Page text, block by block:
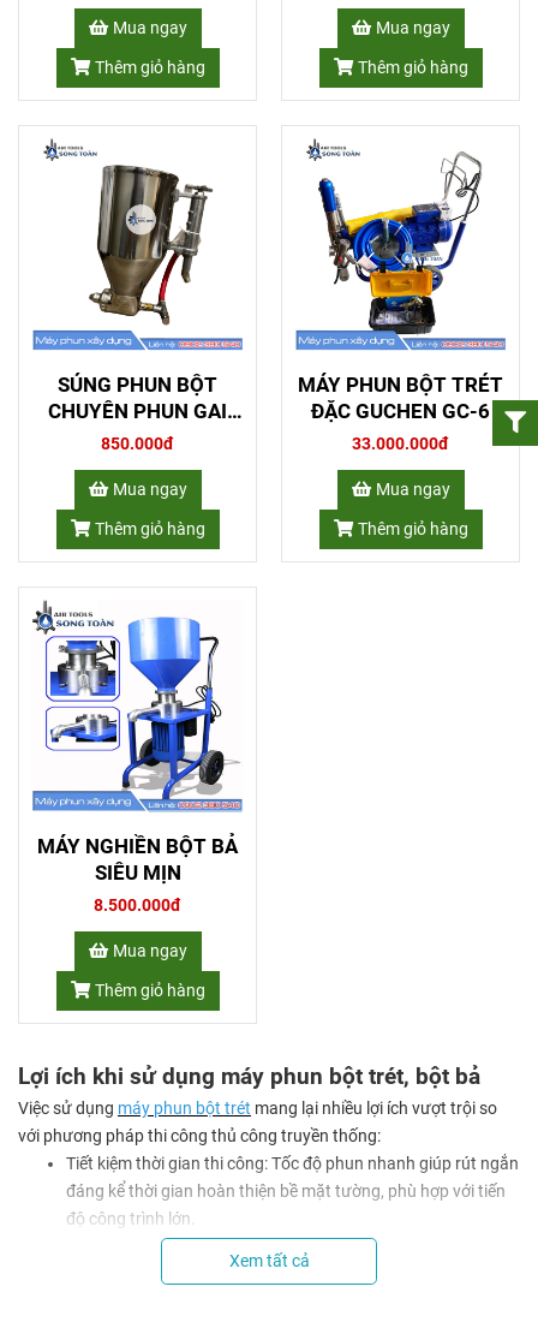
Mua ngay
Thêm giỏ hàng
Mua ngay
Thêm giỏ hàng
SÚNG PHUN BỘT
CHUYÊN PHUN GAI
SẦN 8149
850.000đ
Mua ngay
Thêm giỏ hàng
MÁY PHUN BỘT TRÉT
ĐẶC GUCHEN GC-6
33.000.000đ
Mua ngay
Thêm giỏ hàng
MÁY NGHIỀN BỘT BẢ
SIÊU MỊN
8.500.000đ
Mua ngay
Thêm giỏ hàng
Lợi ích khi sử dụng máy phun bột trét, bột bả
Việc sử dụng máy phun bột trét mang lại nhiều lợi ích vượt trội so
với phương pháp thi công thủ công truyền thống:
Tiết kiệm thời gian thi công: Tốc độ phun nhanh giúp rút ngắn
đáng kể thời gian hoàn thiện bề mặt tường, phù hợp với tiến
độ công trình lớn.
Giảm chi phí nhân công: Chỉ cần 1 - 2 người vận hành máy,
giúp giảm bớt số lượng thợ trét bả so với phương pháp
Xem tất cả